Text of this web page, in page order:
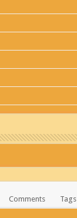
Comments Tags